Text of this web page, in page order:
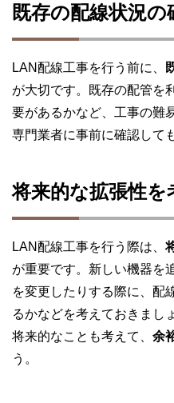
既存の配線状況の
LAN配線工事を行う前に、
が大切です。既存の配管を
要があるかなど、工事の難
専門業者に事前に確認して
将来的な拡張性を
LAN配線工事を行う際は、
が重要です。新しい機器を
を変更したりする際に、配
るかなどを考えておきまし
将来的なことも考えて、 余
う。